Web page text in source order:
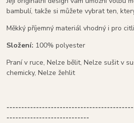
bambulí, takže si můžete vybrat ten,
Měkký příjemný materiál vhodný i pro
Složení: 100% polyester
Praní v ruce, Nelze bělit, Nelze sušit v
chemicky, Nelze žehlit
----------------------------